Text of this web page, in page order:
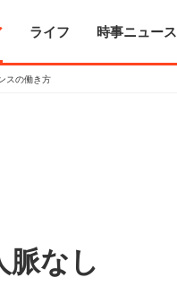
ライフ 時事ニュース
スの働き方
なし